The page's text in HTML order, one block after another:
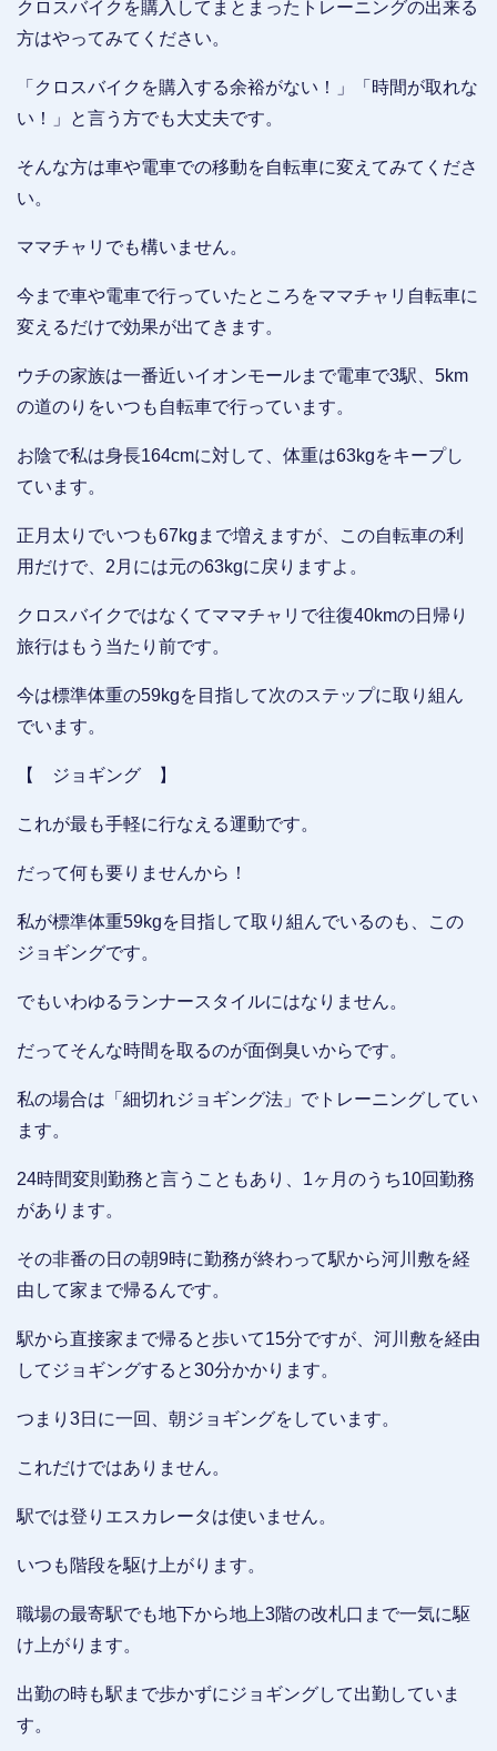
クロスバイクを購入してまとまったトレーニングの出来る
方はやってみてください。
「クロスバイクを購入する余裕がない！」「時間が取れな
い！」と言う方でも大丈夫です。
そんな方は車や電車での移動を自転車に変えてみてくださ
い。
ママチャリでも構いません。
今まで車や電車で行っていたところをママチャリ自転車に
変えるだけで効果が出てきます。
ウチの家族は一番近いイオンモールまで電車で3駅、5km
の道のりをいつも自転車で行っています。
お陰で私は身長164cmに対して、体重は63kgをキープし
ています。
正月太りでいつも67kgまで増えますが、この自転車の利
用だけで、2月には元の63kgに戻りますよ。
クロスバイクではなくてママチャリで往復40kmの日帰り
旅行はもう当たり前です。
今は標準体重の59kgを目指して次のステップに取り組ん
でいます。
【 ジョギング 】
これが最も手軽に行なえる運動です。
だって何も要りませんから！
私が標準体重59kgを目指して取り組んでいるのも、この
ジョギングです。
でもいわゆるランナースタイルにはなりません。
だってそんな時間を取るのが面倒臭いからです。
私の場合は「細切れジョギング法」でトレーニングしてい
ます。
24時間変則勤務と言うこともあり、1ヶ月のうち10回勤務
があります。
その非番の日の朝9時に勤務が終わって駅から河川敷を経
由して家まで帰るんです。
駅から直接家まで帰ると歩いて15分ですが、河川敷を経由
してジョギングすると30分かかります。
つまり3日に一回、朝ジョギングをしています。
これだけではありません。
駅では登りエスカレータは使いません。
いつも階段を駆け上がります。
職場の最寄駅でも地下から地上3階の改札口まで一気に駆
け上がります。
出勤の時も駅まで歩かずにジョギングして出勤していま
す。